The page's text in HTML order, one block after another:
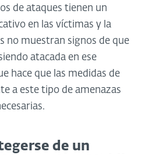
de ataques tienen un
en las víctimas y la
no muestran signos de que
atacada en ese
hace que las medidas de
a este tipo de amenazas
de un